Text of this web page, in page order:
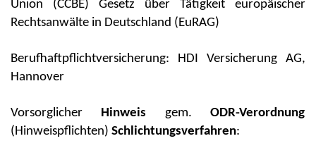
Union (CCBE) Gesetz über Tätigkeit europäischer
Rechtsanwälte in Deutschland (EuRAG)
Berufhaftpflichtversicherung: HDI Versicherung AG,
Hannover
Vorsorglicher Hinweis gem. ODR-Verordnung
(Hinweispflichten) Schlichtungsverfahren: